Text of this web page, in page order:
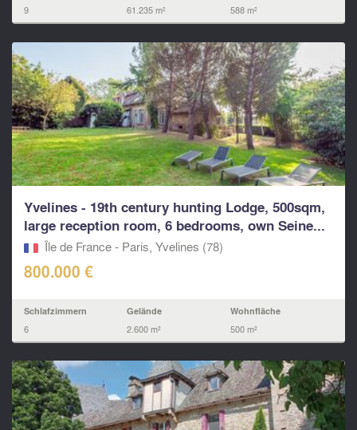
9 61.235 m² 588 m²
Yvelines - 19th century hunting Lodge, 500sqm,
large reception room, 6 bedrooms, own Seine...
Île de France - Paris, Yvelines (78)
800.000 €
Schlafzimmern
6
Gelände
2.600 m²
Wohnfläche
500 m²